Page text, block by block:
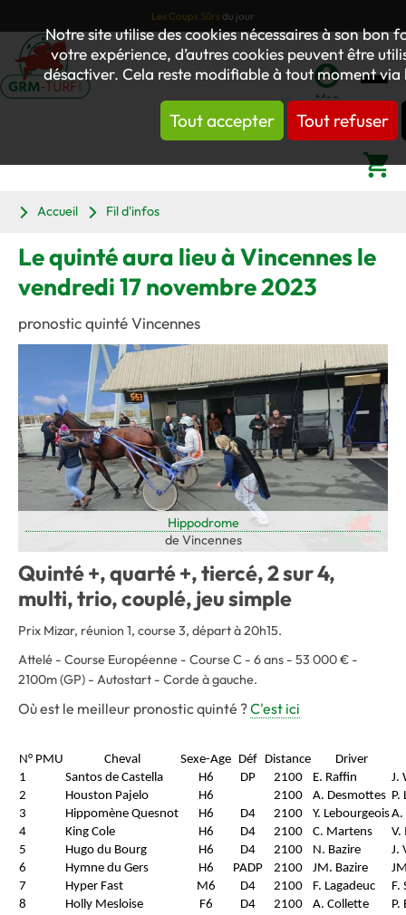
Notre site utilise des cookies nécessaires à son
votre expérience, d’autres cookies peuvent être
désactiver. Cela reste modifiable à tout moment
Tout accepter Tout refuser
Les Coups Sûrs du jour
Mon
compte
Accueil
Fil d'infos
Le quinté aura lieu à Vincennes le
vendredi 17 novembre 2023
pronostic quinté Vincennes
Hippodrome
de Vincennes
Quinté +, quarté +, tiercé, 2 sur 4,
multi, trio, couplé, jeu simple
Prix Mizar, réunion 1, course 3, départ à 20h15.
Attelé - Course Européenne - Course C - 6 ans - 53 000 € -
2100m (GP) - Autostart - Corde à gauche.
Où est le meilleur pronostic quinté ?C'est ici
N° PMU Cheval Sexe-Age Déf Distance
Driver
1
Santos de Castella H6 DP 2100 E. Raffin
J.
2
Houston Pajelo H6 2100 A. Desmottes P.
3
Hippomène Quesnot H6 D4 2100 Y. LebourgeoisA.
4
King Cole H6 D4 2100 C. Martens
V.
5
Hugo du Bourg H6 D4 2100 N. Bazire
J.
6
Hymne du Gers H6 PADP 2100 JM. Bazire
7
Hyper Fast M6 D4 2100 F. Lagadeuc
F.
8
Holly Mesloise F6 D4 2100 A. Collette
P.